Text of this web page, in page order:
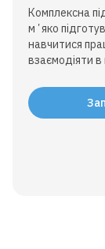
Комплексна
мʼяко
навчитися
взаємодіяти в